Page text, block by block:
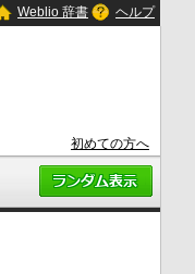
Weblio 辞書 ヘルプ
初めての方へ